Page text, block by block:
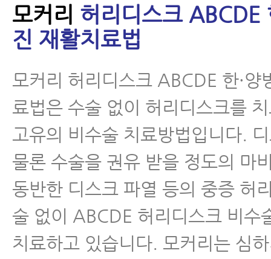
모커리 허리디스크 ABCDE
진 재활치료법
모커리 허리디스크 ABCDE 한·양
료법은 수술 없이 허리디스크를
고유의 비수술 치료방법입니다.
물론 수술을 권유 받을 정도의 마
동반한 디스크 파열 등의 중증 허
술 없이 ABCDE 허리디스크 비수
치료하고 있습니다. 모커리는 심